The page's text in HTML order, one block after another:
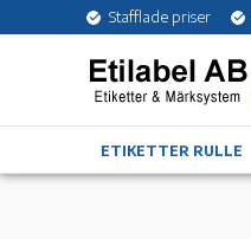
Stafflade priser
ETIKETTER RULLE